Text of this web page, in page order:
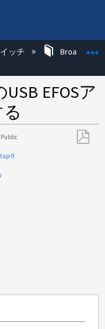
りたたむ
ッチ Broadcom
EFOSア
Public
9